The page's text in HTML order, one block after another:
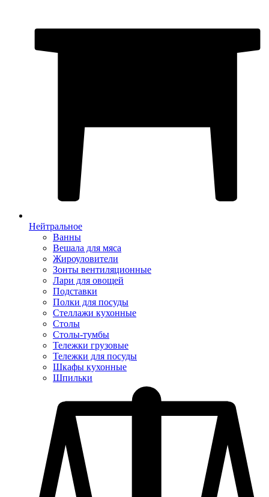
Нейтральное
Ванны
Вешала для мяса
Жироуловители
Зонты вентиляционные
Лари для овощей
Подставки
Полки для посуды
Стеллажи кухонные
Столы
Столы-тумбы
Тележки грузовые
Тележки для посуды
Шкафы кухонные
Шпильки